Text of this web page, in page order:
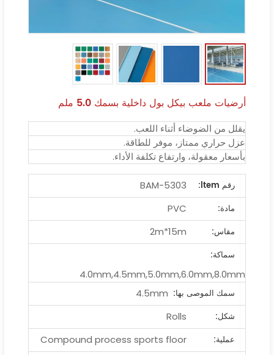
أرضيات ملعب بيكل بول داخلية بسمك 5.0 ملم
يقلل من الضوضاء أثناء اللعب.
عزل حراري ممتاز، موفر للطاقة.
بأسعار معقولة، وارتفاع تكلفة الأداء.
رقم ltem:
BAM-5303
مادة:
PVC
مقاس:
2m*15m
سماكة:
4.0mm,4.5mm,5.0mm,6.0mm,8.0mm
سمك الموصى بها: 4.5mm
شكل:
Rolls
عملية:
Compound process sports floor